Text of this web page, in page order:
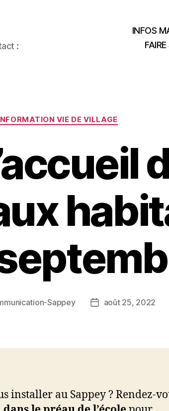
:
INFOS
Catégories
VIE DE VILLAGE
Sappey
Dateaoût 25, 2022
installer au Sappey ? Rendez-